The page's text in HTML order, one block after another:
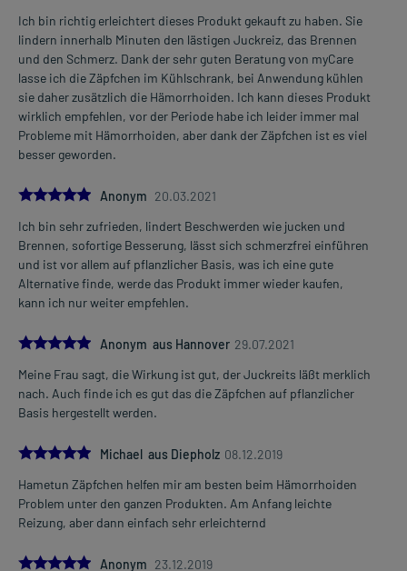
mehrmals täglich
nach dem Stuhlgang
Die Gesamtdosis sollte nicht ohne Rücksprache mit einem Arzt
oder Apotheker überschritten werden.
Art der Anwendung?
Führen Sie das Arzneimittel in den Enddarm ein. Zuvor entleeren
Ohne ärztlichen Rat sollten Sie das Arzneimittel nicht länger als 4
Wochen anwenden. Bei länger anhaltenden oder regelmäßig
wiederkehrenden Beschwerden sollten Sie Ihren Arzt aufsuchen.
Überdosierung?
Überdosierungserscheinungen bekannt. Im Zweifelsfall wenden
Sie sich an Ihren Arzt.
Anwendung vergessen?
Zeitpunkt ganz normal (also nicht mit der doppelten Menge) fort.
Generell gilt: Achten Sie vor allem bei Säuglingen, Kleinkindern und
älteren Menschen auf eine gewissenhafte Dosierung. Im
Zweifelsfalle fragen Sie Ihren Arzt oder Apotheker nach etwaigen
Mehr anzeigen
Ich bin richtig erleichtert dieses Produkt gekauft zu haben. Sie
lindern innerhalb Minuten den lästigen Juckreiz, das Brennen
und den Schmerz. Dank der sehr guten Beratung von myCare
lasse ich die Zäpfchen im Kühlschrank, bei Anwendung kühlen
sie daher zusätzlich die Hämorrhoiden. Ich kann dieses Produkt
wirklich empfehlen, vor der Periode habe ich leider immer mal
Probleme mit Hämorrhoiden, aber dank der Zäpfchen ist es viel
besser geworden.
5.0
Anonym 20.03.2021
Ich bin sehr zufrieden, lindert Beschwerden wie jucken und
Brennen, sofortige Besserung, lässt sich schmerzfrei einführen
und ist vor allem auf pflanzlicher Basis, was ich eine gute
Alternative finde, werde das Produkt immer wieder kaufen,
kann ich nur weiter empfehlen.
5.0
Anonym aus Hannover 29.07.2021
Meine Frau sagt, die Wirkung ist gut, der Juckreits läßt merklich
nach. Auch finde ich es gut das die Zäpfchen auf pflanzlicher
Basis hergestellt werden.
5.0Michael aus Diepholz 08.12.2019
Hametun Zäpfchen helfen mir am besten beim Hämorrhoiden
Problem unter den ganzen Produkten. Am Anfang leichte
Reizung, aber dann einfach sehr erleichternd
5.0
Anonym 23.12.2019